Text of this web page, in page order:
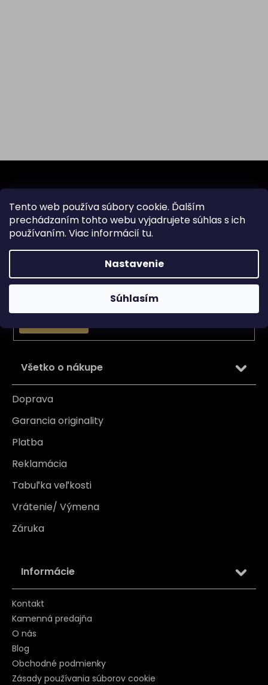
Tento web používa súbory cookie. Ďalším
prechádzaním tohto webu vyjadrujete súhlas s ich
používaním. Viac informácií tu.
Nastavenie
Súhlasím
p
Odoberať newsletter
o nových produktoch na našom e-shope.
Email
Vložením e-mailu súhlasíte spodmienkami ochrany
Všetko o nákupe
Doprava
Garancia originality
Platba
Reklamácia
Tabuľka veľkosti
Vrátenie/ Výmena
Záruka
Informácie
Kontakt
Kamenná predajňa
O nás
Blog
Obchodné podmienky
Zásady používania súborov cookie